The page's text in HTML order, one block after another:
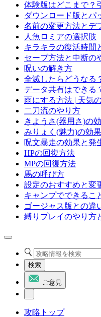
体験版はどこまで？
ダウンロード版とパ
名前の変更方法とデ
人魚ロミアの選択肢
キラキラの復活時間
セーブ方法と中断の
呪いの解き方
全滅したらどうなる
データ共有はできる
雨にする方法 | 天気
二刀流のやり方
きようさ(器用さ)の
みりょく(魅力)の効
呪文暴走の効果と発
HPの回復方法
MPの回復方法
馬の呼び方
設定のおすすめと変
キャンプでできるこ
ゴージャス版との違
縛りプレイのやり方
検索
ご意見
攻略トップ